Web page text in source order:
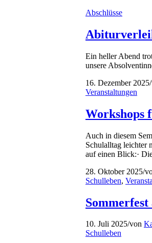
Abschlüsse
Ein heller Abend
unsere
16. Dezember 2025/
Veranstaltungen
Workshops
Auch in diesem
Schulalltag leichter
auf einen Blick:·
28. Oktober 2025/
Schulleben,
10. Juli 2025/von
Schulleben